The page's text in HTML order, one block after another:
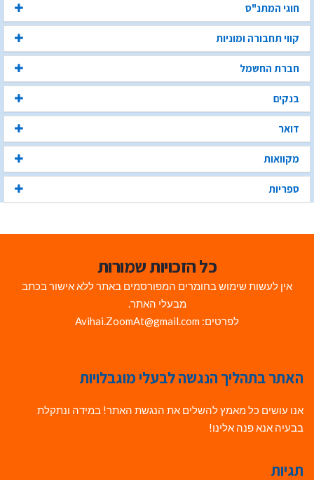
חוגי המתנ"ס
קווי תחבורה ומוניות
חברת החשמל
בנקים
דואר
מקוואות
ספריות
כל הזכויות שמורות
אין לעשות שימוש בחומרים המפורסמים באתר ללא אישור בכתב
מבעלי האתר.
לפרטים: Avihai.ZoomAt@gmail.com
האתר בתהליך הנגשה לבעלי מוגבלויות
אנו עושים כל מאמץ להשלים את הנגשת האתר! במידה ונתקלת
בבעיה אנא פנה אלינו!
תגיות